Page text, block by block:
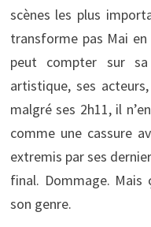
scènes les plus
transforme pas Mai
peut compter sur
artistique, ses
malgré ses 2h11, il
comme une cassure
extremis par ses
final. Dommage.
son genre.